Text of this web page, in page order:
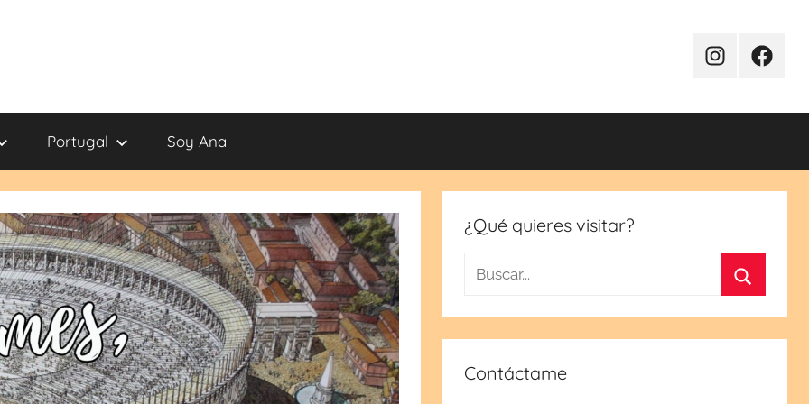
Instagram
Portugal Soy Ana
¿Qué quieres visitar?
Buscar:
Contáctame